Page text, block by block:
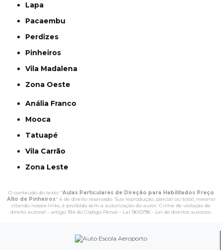
Lapa
Pacaembu
Perdizes
Pinheiros
Vila Madalena
Zona Oeste
Anália Franco
Mooca
Tatuapé
Vila Carrão
Zona Leste
O conteúdo do texto "Aulas Particulares de Direção para Habilitados Preço
Alto de Pinheiros" é de direito reservado. Sua reprodução, parcial ou total, mesmo
citando nossos links, é proibida sem a autorização do autor. Crime de violação de
direito autoral – artigo 184 do Código Penal – Lei 9610/98 - Lei de direitos autorais.